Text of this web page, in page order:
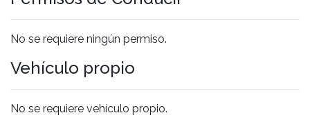
No se requiere ningún permiso.
Vehículo propio
No se requiere vehículo propio.